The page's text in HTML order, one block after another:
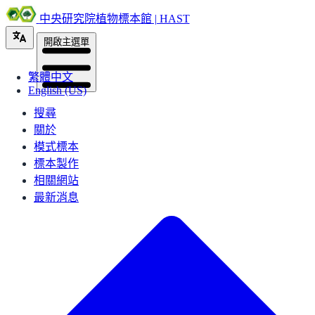
中央研究院植物標本館 | HAST
繁體中文
English (US)
開啟主選單
搜尋
關於
模式標本
標本製作
相關網站
最新消息